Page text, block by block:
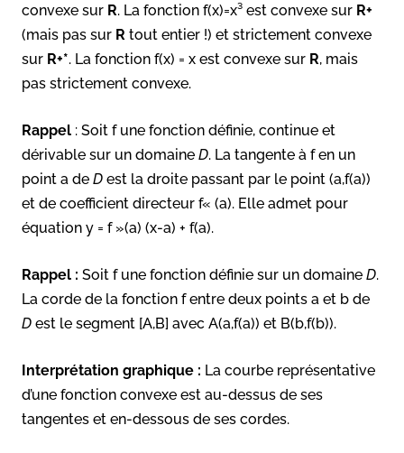
convexe sur R. La fonction f(x)=x³ est convexe sur R+
(mais pas sur R tout entier !) et strictement convexe
sur R+*. La fonction f(x) = x est convexe sur R, mais
pas strictement convexe.
Rappel : Soit f une fonction définie, continue et
dérivable sur un domaine D. La tangente à f en un
point a de D est la droite passant par le point (a,f(a))
et de coefficient directeur f« (a). Elle admet pour
équation y = f »(a) (x-a) + f(a).
Rappel : Soit f une fonction définie sur un domaine D.
La corde de la fonction f entre deux points a et b de
D est le segment [A,B] avec A(a,f(a)) et B(b,f(b)).
Interprétation graphique : La courbe représentative
d’une fonction convexe est au-dessus de ses
tangentes et en-dessous de ses cordes.